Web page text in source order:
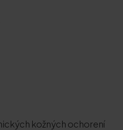
kožných ochorení